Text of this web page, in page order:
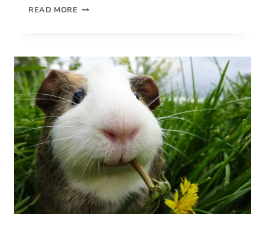
READ MORE KALSIUM-
MANGEL
HOS
FUGLER